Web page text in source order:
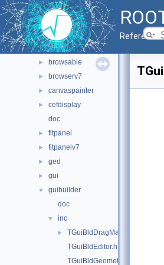
Reference
► geom
► graf2d
► graf3d
▼ gui
► browsable
► browserv7
► canvaspainter
►
cefdisplay
doc
► fitpanel
► fitpanelv7
► ged
► gui
▼
guibuilder
doc
▼ inc
►
TGuiBldDragManager.h
TGuiBldEditor.h
TGuiBldGeometryFrame.h